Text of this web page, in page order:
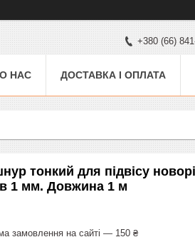
+380 (66)
НАС ДОСТАВКА І ОПЛАТА
тонкий для підвісу
1 мм. Довжина 1 м
замовлення на сайті — 150 ₴